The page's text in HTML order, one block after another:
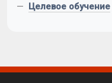
— Целевое обучение